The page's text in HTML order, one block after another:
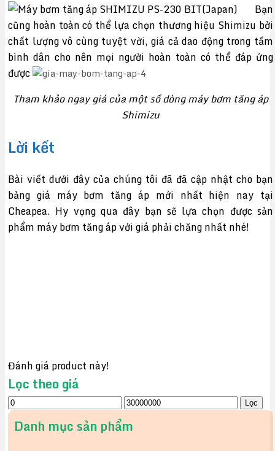
Bạn
cũng hoàn toàn có thể lựa chọn thương hiệu Shimizu bởi
chất lượng vô cùng tuyệt vời, giá cả dao động trong tầm
bình dân cho nên mọi người hoàn toàn có thể đáp ứng
được
Tham khảo ngay giá của một số dòng máy bơm tăng áp
Shimizu
Lời kết
Bài viết dưới đây của chúng tôi đã đã cập nhật cho bạn
bảng giá máy bơm tăng áp mới nhất hiện nay tại
Cheapea. Hy vọng qua đây bạn sẽ lựa chọn được sản
phẩm máy bơm tăng áp với giá phải chăng nhất nhé!
Đánh giá product này!
Lọc theo giá
Giá
tối
thiểu
Giá
đa
Lọc
Danh mục sản phẩm